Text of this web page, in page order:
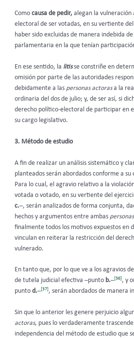
Como causa de pedir, alegan la vulneración
electoral de ser votadas, en su vertiente
haber sido excluidas de manera indebida de
parlamentaria en la que tenían
En ese sentido, la litisse constriñe en
omisión por parte de las autoridades
debidamente a las personas actorasa la
ordinaria del dos de julio; y, de ser así, si
derecho político-electoral de participar en
su cargo legislativo.
3. Método de estudio
A fin de realizar un análisis sistemático y
planteados serán abordados conforme a
Para lo cual, el agravio relativo a la
votada o votado, en su vertiente del
c.–, serán analizados de forma conjunta,
hechos y argumentos entre ambas
finalmente todos los motivos expuestos en
vinculan en reiterar la restricción del
vulnerado.
En tanto que, por lo que ve a los agravios
de tutela judicial efectiva –punto b.–[36], y
punto d.–[37], serán abordados de manera
Sin que lo anterior les genere perjuicio
actoras, pues lo verdaderamente
independencia del método de estudio que